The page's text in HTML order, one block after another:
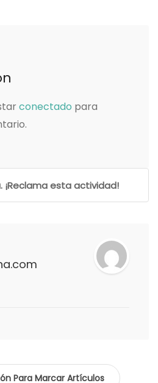
conectado para
¡Reclama esta actividad!
Para Marcar Artículos